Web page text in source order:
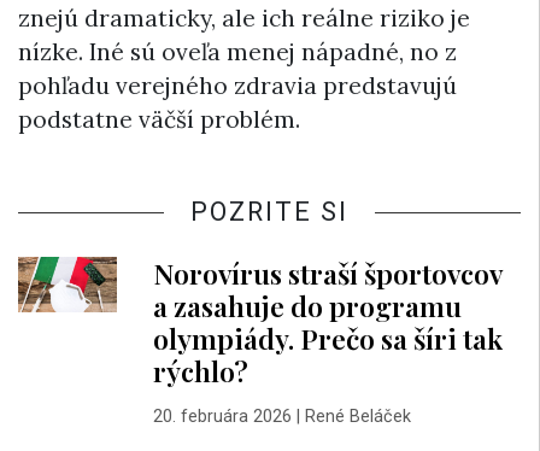
znejú dramaticky, ale ich reálne riziko je
nízke. Iné sú oveľa menej nápadné, no z
pohľadu verejného zdravia predstavujú
podstatne väčší problém.
POZRITE SI
Norovírus straší športovcov
a zasahuje do programu
olympiády. Prečo sa šíri tak
rýchlo?
20. februára 2026 René Beláček